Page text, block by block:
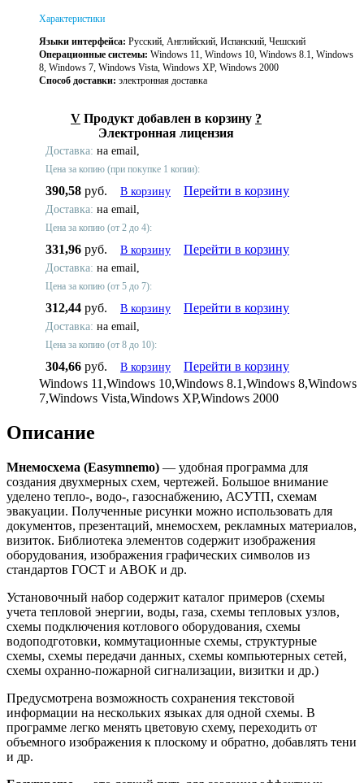
Характеристики
Языки интерфейса: Русский, Английский, Испанский, Чешский
Операционные системы: Windows 11, Windows 10, Windows 8.1, Windows
8, Windows 7, Windows Vista, Windows XP, Windows 2000
Способ доставки: электронная доставка
V Продукт добавлен в корзину ?
Электронная лицензия
Доставка: на email,
Цена за копию (при покупке 1 копии):
390,58 руб. В корзину Перейти в корзину
Доставка: на email,
Цена за копию (от 2 до 4):
331,96 руб. В корзину Перейти в корзину
Доставка: на email,
Цена за копию (от 5 до 7):
312,44 руб. В корзину Перейти в корзину
Доставка: на email,
Цена за копию (от 8 до 10):
304,66 руб. В корзину
Перейти в корзину
Windows 11,Windows 10,Windows 8.1,Windows 8,Windows
7,Windows Vista,Windows XP,Windows 2000
Описание
Мнемосхема (Easymnemo) — удобная программа для
создания двухмерных схем, чертежей. Большое внимание
уделено тепло-, водо-, газоснабжению, АСУТП, схемам
эвакуации. Полученные рисунки можно использовать для
документов, презентаций, мнемосхем, рекламных материалов,
визиток. Библиотека элементов содержит изображения
оборудования, изображения графических символов из
стандартов ГОСТ и АВОК и др.
Установочный набор содержит каталог примеров (схемы
учета тепловой энергии, воды, газа, схемы тепловых узлов,
схемы подключения котлового оборудования, схемы
водоподготовки, коммутационные схемы, структурные
схемы, схемы передачи данных, схемы компьютерных сетей,
схемы охранно-пожарной сигнализации, визитки и др.)
Предусмотрена возможность сохранения текстовой
информации на нескольких языках для одной схемы. В
программе легко менять цветовую схему, переходить от
объемного изображения к плоскому и обратно, добавлять тени
и др.